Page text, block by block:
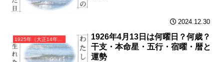
2024.12.30
1925年（大正14年）乙丑（きのとうし）・丑年（うし年）カレンダー（月曜はじまり）
1926年4月13日は何曜日？何歳？
干支・本命星・五行・宿曜・暦と
運勢